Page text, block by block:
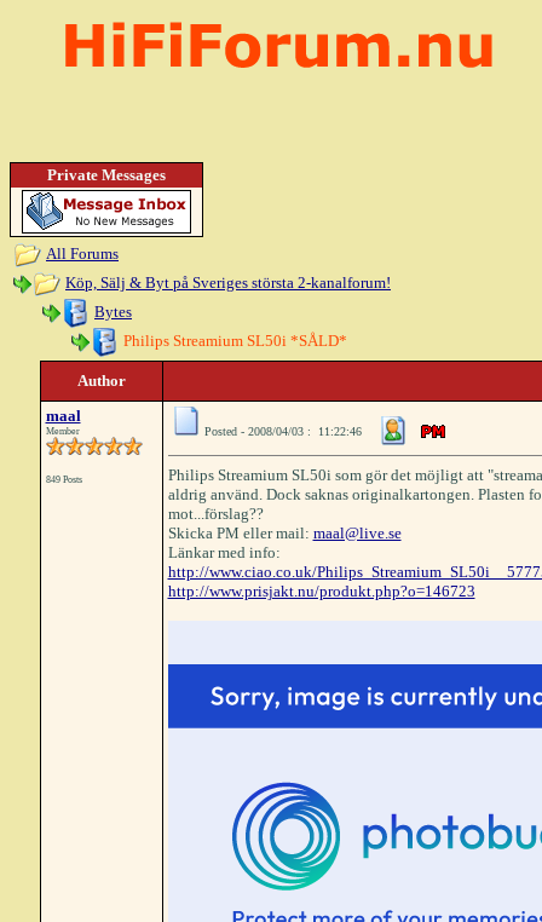
Private Messages
All Forums
Köp, Sälj & Byt på Sveriges största 2-kanalforum!
Bytes
Philips Streamium SL50i *SÅLD*
Author
maal
Member
849 Posts
Posted - 2008/04/03 : 11:22:46
Philips Streamium SL50i som gör det möjligt att
aldrig använd. Dock saknas originalkartongen. Plasten
mot...förslag??
Skicka PM eller mail: maal@live.se
Länkar med info:
http://www.ciao.co.uk/
http://www.prisjakt.nu/produkt.php?o=146723